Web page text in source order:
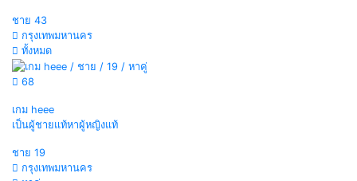
ชาย 43
กรุงเทพมหานคร
ทั้งหมด
68
เกม heee
เป็นผู้ชายแท้หาผู้หญิงแท้
ชาย 19
กรุงเทพมหานคร